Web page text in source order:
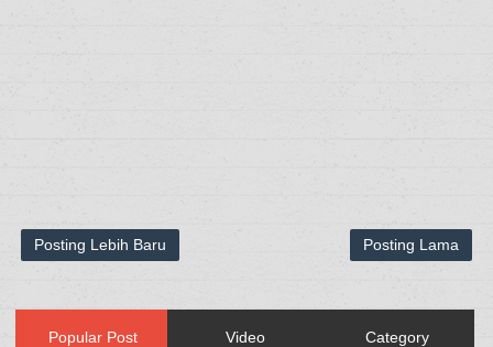
Posting Lebih Baru Posting Lama
Popular Post Video Category